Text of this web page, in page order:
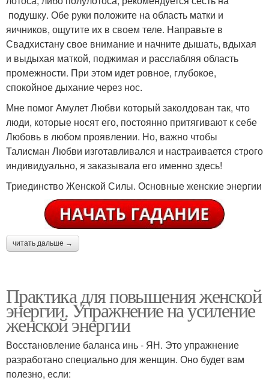
подушку. Обе руки положите на область матки и
яичников, ощутите их в своем теле. Направьте в
Свадхистану свое внимание и начните дышать, вдыхая
и выдыхая маткой, поджимая и расслабляя область
промежности. При этом идет ровное, глубокое,
спокойное дыхание через нос.
Мне помог Амулет Любви который заколдован так, что
люди, которые носят его, постоянно притягивают к себе
Любовь в любом проявлении. Но, важно чтобы
Талисман Любви изготавливался и настраивается строго
индивидуально, я заказывала его именно здесь!
Триединство Женской Силы. Основные женские энергии
читать дальше →
Практика для повышения женской
энергии. Упражнение на усиление
женской энергии
Восстановление баланса инь - ЯН. Это упражнение
разработано специально для женщин. Оно будет вам
полезно, если: